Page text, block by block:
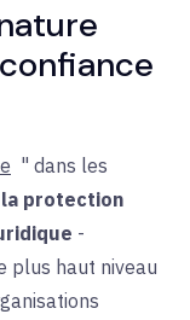
" dans les
protection
-
plus haut niveau